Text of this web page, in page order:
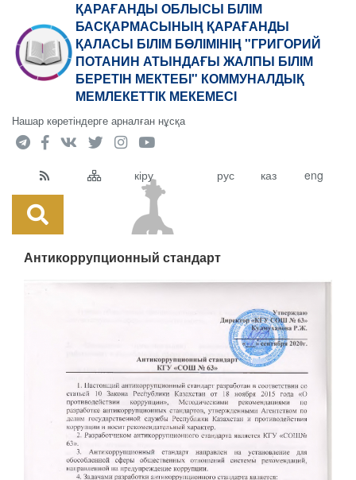
ҚАРАҒАНДЫ ОБЛЫСЫ БІЛІМ
БАСҚАРМАСЫНЫҢ ҚАРАҒАНДЫ
ҚАЛАСЫ БІЛІМ БӨЛІМІНІҢ "ГРИГОРИЙ
ПОТАНИН АТЫНДАҒЫ ЖАЛПЫ БІЛІМ
БЕРЕТІН МЕКТЕБІ" КОММУНАЛДЫҚ
МЕМЛЕКЕТТІК МЕКЕМЕСІ
Нашар көретіндерге арналған нұсқа
кіру рус каз eng
Антикоррупционный стандарт